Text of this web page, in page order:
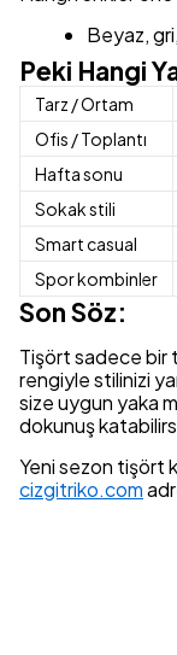
Beyaz,
Peki Hangi
Tarz / Ortam
Ofis / Toplantı
Hafta sonu
Sokak stili
Smart casual
Spor kombinler
Son Söz:
Tişört sadece bir
rengiyle stilinizi
size uygun yaka
dokunuş
Yeni sezon tişört
cizgitriko.com